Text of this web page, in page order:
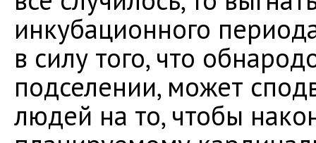
инкубационного
в силу того, что
подселении, может
людей на то, чтобы